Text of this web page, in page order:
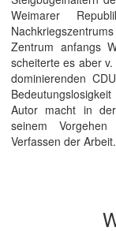
Weimarer
Zentrum anfangs
scheiterte es aber
dominierenden
Autor macht in
seinem
Verfassen der Arbeit.